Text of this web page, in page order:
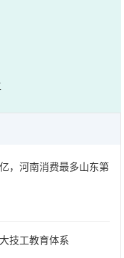
，河南消费最多山东第
技工教育体系